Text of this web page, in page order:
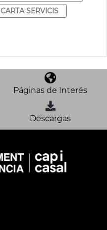
CARTA SERVICIS
Páginas de Interés
Descargas